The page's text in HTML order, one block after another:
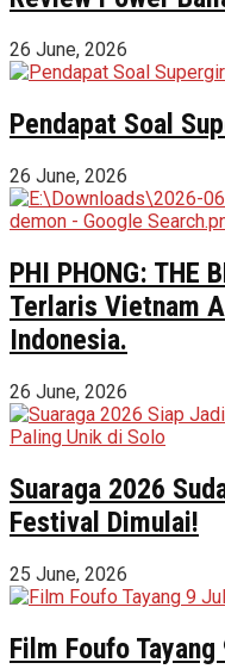
26 June, 2026
Pendapat Soal
26 June, 2026
PHI PHONG: THE
Terlaris Vietnam
Indonesia.
26 June, 2026
Suaraga 2026
Festival Dimulai!
25 June, 2026
Film Foufo